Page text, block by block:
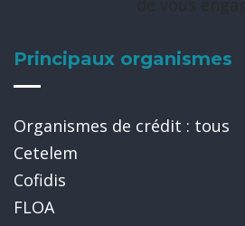
Principaux organismes
Organismes de crédit : tous
Cetelem
Cofidis
FLOA